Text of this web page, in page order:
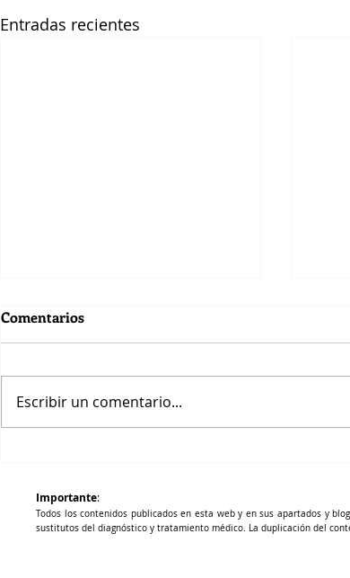
Entradas recientes
Comentarios
Escribir un comentario...
Importante:
Todos los contenidos publicados en esta web y en sus apartados y
sustitutos del diagnóstico y tratamiento médico. La duplicación del